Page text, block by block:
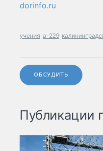
dorinfo.ru
учения а-229
ОБСУДИТЬ
Публикации